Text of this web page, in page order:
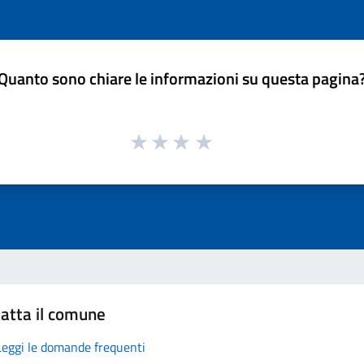
sono chiare le informazioni su questa
il comune
le domande frequenti